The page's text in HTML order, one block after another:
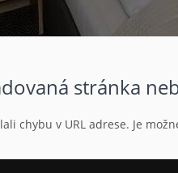
stránka
chybu v URL adrese. Je